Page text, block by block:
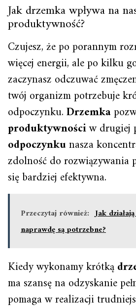
Jak drzemka wpływa na
produktywność?
Czujesz, że po porannym
więcej energii, ale po kilku
zaczynasz odczuwać
twój organizm potrzebuje
odpoczynku.Drzemka
produktywnościw drugiej
odpoczynkunasza
zdolność do rozwiązywania
się bardziej efektywna.
Przeczytaj również: Jak
naprawdę są potrzebne?
Kiedy wykonamy krótką
ma szansę na odzyskanie
pomaga w realizacji